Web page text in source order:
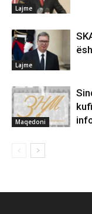
Lajme
Lajme
Maqedoni